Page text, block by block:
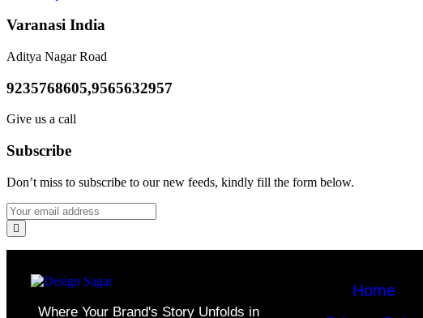
Varanasi India
Aditya Nagar Road
9235768605,9565632957
Give us a call
Subscribe
Don’t miss to subscribe to our new feeds, kindly fill the form below.
Where Your Brand's Story Unfolds in
Home